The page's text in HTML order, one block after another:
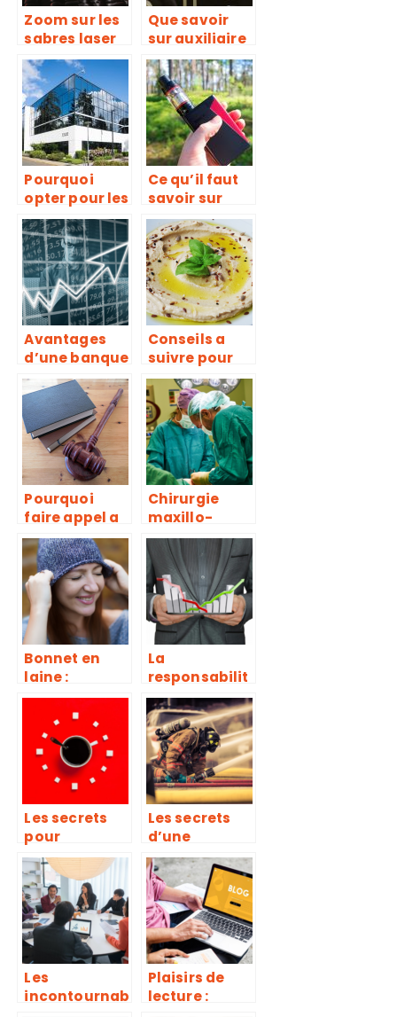
Zoom sur les
sabres laser
de Star Wars
Que savoir
sur auxiliaire
de vie
scolaire
(AVS) ?
Pourquoi
opter pour les
services
d’une
entreprise de
marquage de
sol ?
Ce qu’il faut
savoir sur
cette
substance
naturelle
Avantages
d’une banque
geree par le
client
Conseils a
suivre pour
faire du
houmous
Pourquoi
faire appel a
un avocat en
droits de
societes ?
Chirurgie
maxillo-
faciale :
l’intervention
orthognatiqu
e
Bonnet en
laine :
pourquoi et
comment
choisir ?
La
responsabilit
é des
Ordonnateur
s : les
informations
essentielles
Les secrets
pour
savourer un
cafe
d’exception :
astuces et
conseils
Les secrets
d’une
maintenance
efficace pour
les systèmes
de sécurité
incendie
Les
incontournab
Plaisirs de
lecture :